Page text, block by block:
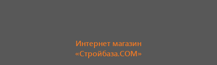
Интернет магазин
«Стройбаза.COM»